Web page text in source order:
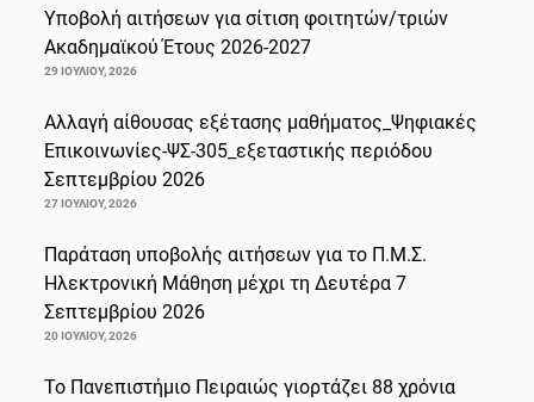
Υποβολή αιτήσεων για σίτιση φοιτητών/τριών
Ακαδημαϊκού Έτους 2026-2027
29 ΙΟΥΛΊΟΥ, 2026
Αλλαγή αίθουσας εξέτασης μαθήματος_Ψηφιακές
Επικοινωνίες-ΨΣ-305_εξεταστικής περιόδου
Σεπτεμβρίου 2026
27 ΙΟΥΛΊΟΥ, 2026
Παράταση υποβολής αιτήσεων για το Π.Μ.Σ.
Ηλεκτρονική Μάθηση μέχρι τη Δευτέρα 7
Σεπτεμβρίου 2026
20 ΙΟΥΛΊΟΥ, 2026
Το Πανεπιστήμιο Πειραιώς γιορτάζει 88 χρόνια